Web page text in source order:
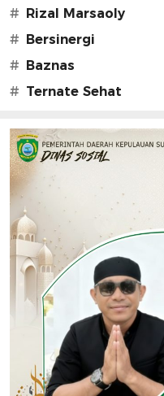
# Rizal Marsaoly
# Bersinergi
# Baznas
# Ternate Sehat